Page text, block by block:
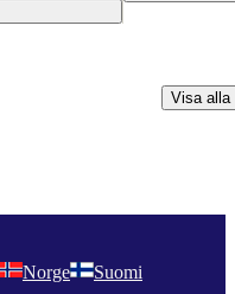
Visa alla
Norge Suomi